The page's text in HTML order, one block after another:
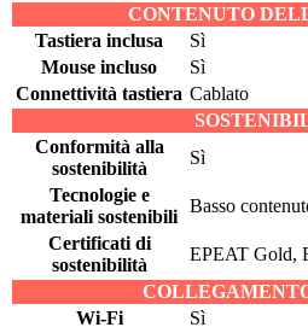
CONTENUTO
Tastiera inclusa
Sì
Mouse incluso
Sì
Connettività tastiera Cablato
Conformità alla
sostenibilità
Sì
Tecnologie e
materiali sostenibili
Basso
Certificati di
sostenibilità
EPEAT Gold,
Wi-Fi
Sì